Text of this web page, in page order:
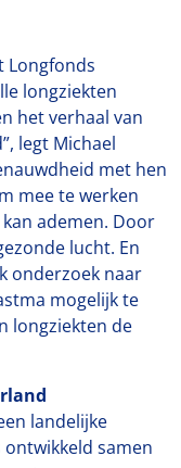
Longfonds
longziekten
het verhaal van
legt Michael
met hen
mee te werken
ademen. Door
lucht. En
onderzoek naar
mogelijk te
longziekten de
landelijke
ontwikkeld samen